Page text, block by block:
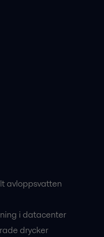
avloppsvatten
i datacenter
drycker